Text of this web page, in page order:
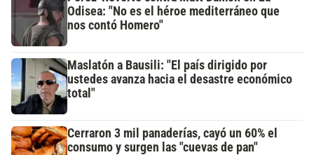
Odisea: "No es el héroe mediterráneo que
nos contó Homero"
Maslatón a Bausili: "El país dirigido por
ustedes avanza hacia el desastre económico
total"
Cerraron 3 mil panaderías, cayó un 60% el
consumo y surgen las "cuevas de pan"